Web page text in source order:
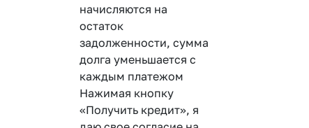
начисляются на
остаток
задолженности, сумма
долга уменьшается с
каждым платежом
Нажимая кнопку
«Получить кредит», я